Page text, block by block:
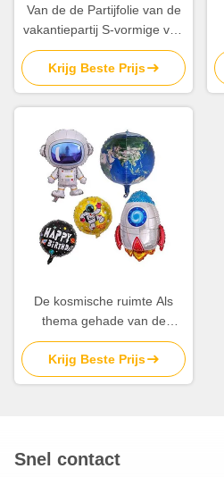
Van de de Partijfolie van de
vakantiepartij S-vormige van
de Ballon Multicolored 24
Duim de Folieballons
Krijg Beste Prijs
De kosmische ruimte Als
thema gehade van de
Partijballons van Foliemylar
Astronaut Rocket Pattern
5Pcs
Krijg Beste Prijs
Snel contact